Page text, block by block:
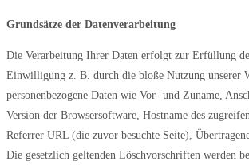
Grundsätze der Datenverarbeitung
Die Verarbeitung Ihrer Daten erfolgt zur Erfüllung
Einwilligung z. B. durch die bloße Nutzung unserer
personenbezogene Daten wie Vor- und Zuname,
Version der Browsersoftware, Hostname des
Referrer URL (die zuvor besuchte Seite),
Die gesetzlich geltenden Löschvorschriften werden